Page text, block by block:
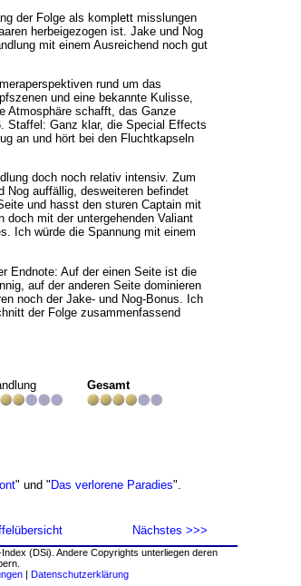
der Folge als komplett misslungen
herbeigezogen ist. Jake und Nog
mit einem Ausreichend noch gut
rund um das
und eine bekannte Kulisse,
Atmosphäre schafft, das Ganze
Staffel: Ganz klar, die Special Effects
an und hört bei den Fluchtkapseln
doch noch relativ intensiv. Zum
Nog auffällig, desweiteren befindet
und hasst den sturen Captain mit
mit der untergehenden Valiant
Ich würde die Spannung mit einem
Endnote: Auf der einen Seite ist die
auf der anderen Seite dominieren
noch der Jake- und Nog-Bonus. Ich
der Folge zusammenfassend
Gesamt
" und "Das verlorene Paradies".
Nächstes >>>
(DSi). Andere Copyrights unterliegen deren
| Datenschutzerklärung